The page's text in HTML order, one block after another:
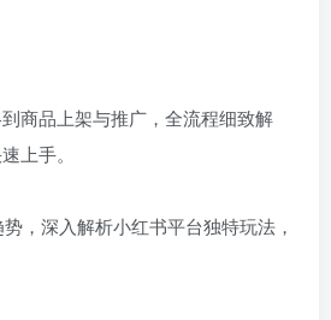
商品上架与推广，全流程细致解
上手。
，深入解析小红书平台独特玩法，